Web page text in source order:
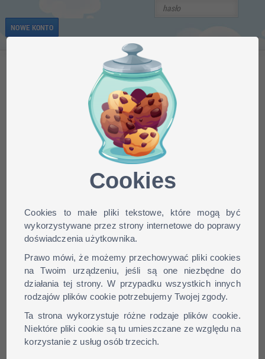
Cookies
Cookies to małe pliki tekstowe, które mogą być
wykorzystywane przez strony internetowe do poprawy
doświadczenia użytkownika.
Prawo mówi, że możemy przechowywać pliki cookies
na Twoim urządzeniu, jeśli są one niezbędne do
działania tej strony. W przypadku wszystkich innych
rodzajów plików cookie potrzebujemy Twojej zgody.
Ta strona wykorzystuje różne rodzaje plików cookie.
Niektóre pliki cookie są tu umieszczane ze względu na
korzystanie z usług osób trzecich.
NOWE KONTO
Minecraft skin Zensten dla
wersji: 1.9, 1.8, 1.7, 1.6, ...